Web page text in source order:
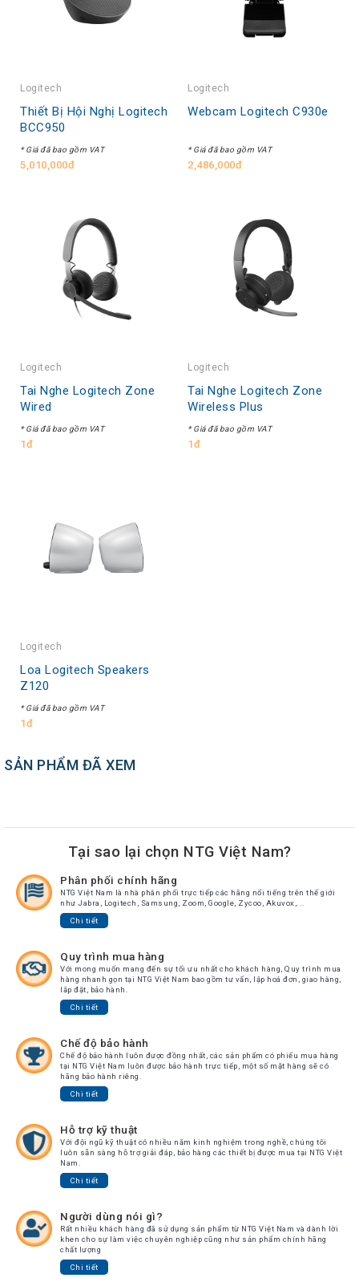
Logitech
Thiết Bị Hội Nghị Logitech
BCC950
* Giá đã bao gồm VAT
5,010,000đ
Logitech
Webcam Logitech C930e
* Giá đã bao gồm VAT
2,486,000đ
Logitech
Tai Nghe Logitech Zone
Wired
* Giá đã bao gồm VAT
1đ
Logitech
Tai Nghe Logitech Zone
Wireless Plus
* Giá đã bao gồm VAT
1đ
Logitech
Loa Logitech Speakers
Z120
* Giá đã bao gồm VAT
1đ
SẢN PHẨM ĐÃ XEM
Tại sao lại chọn NTG Việt Nam?
Phân phối chính hãng
NTG Việt Nam là nhà phân phối trực tiếp các hãng nổi tiếng trên thế giới
như Jabra, Logitech, Samsung, Zoom, Google, Zycoo, Akuvox,...
Chi tiết
Quy trình mua hàng
Với mong muốn mang đến sự tối ưu nhất cho khách hàng, Quy trình mua
hàng nhanh gọn tại NTG Việt Nam bao gồm tư vấn, lập hoá đơn, giao hàng,
lắp đặt, bảo hành.
Chi tiết
Chế độ bảo hành
Chế độ bảo hành luôn được đồng nhất, các sản phẩm có phiếu mua hàng
tại NTG Việt Nam luôn được bảo hành trực tiếp, một số mặt hàng sẽ có
hãng bảo hành riêng.
Chi tiết
Hỗ trợ kỹ thuật
Với đội ngũ kỹ thuật có nhiều năm kinh nghiệm trong nghề, chúng tôi
luôn sẵn sàng hỗ trợ giải đáp, bảo hàng các thiết bị được mua tại NTG Việt
Nam.
Chi tiết
Người dùng nói gì?
Rất nhiều khách hàng đã sử dụng sản phẩm từ NTG Việt Nam và dành lời
khen cho sự làm việc chuyên nghiệp cũng như sản phẩm chính hãng
chất lượng
Chi tiết